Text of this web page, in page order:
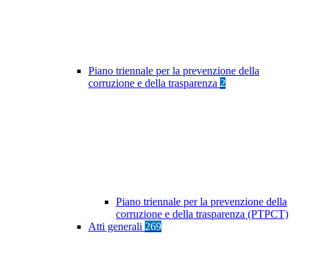
Piano triennale per la prevenzione della
corruzione e della trasparenza 2
Piano triennale per la prevenzione della
corruzione e della trasparenza (PTPCT)
Atti generali 269